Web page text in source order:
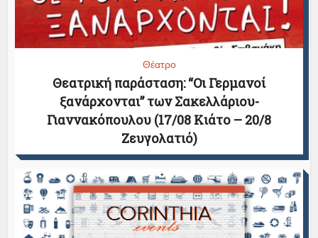
Θέατρο
Θεατρική παράσταση: “Οι Γερμανοί
ξανάρχονται” των Σακελλάριου-
Γιαννακόπουλου (17/08 Κιάτο – 20/8
Ζευγολατιό)